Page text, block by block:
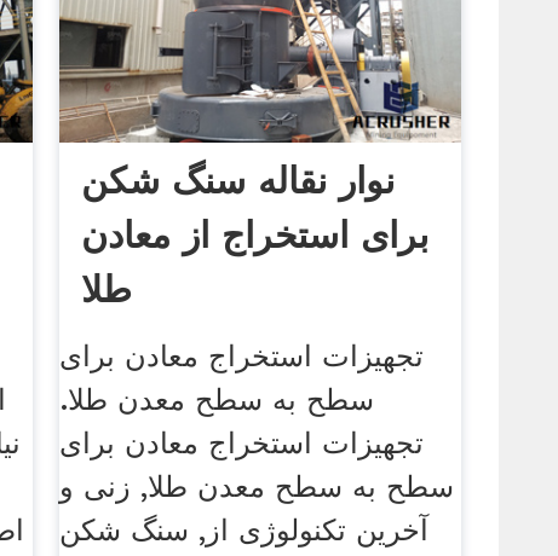
نوار نقاله سنگ شکن
برای استخراج از معادن
طلا
تجهیزات استخراج معادن برای
سطح به سطح معدن طلا.
تجهیزات استخراج معادن برای
سطح به سطح معدن طلا, زنی و
آخرین تکنولوژی از, سنگ شکن